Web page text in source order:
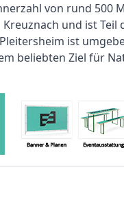
von rund 500
Kreuznach und ist
ist
beliebten Ziel für